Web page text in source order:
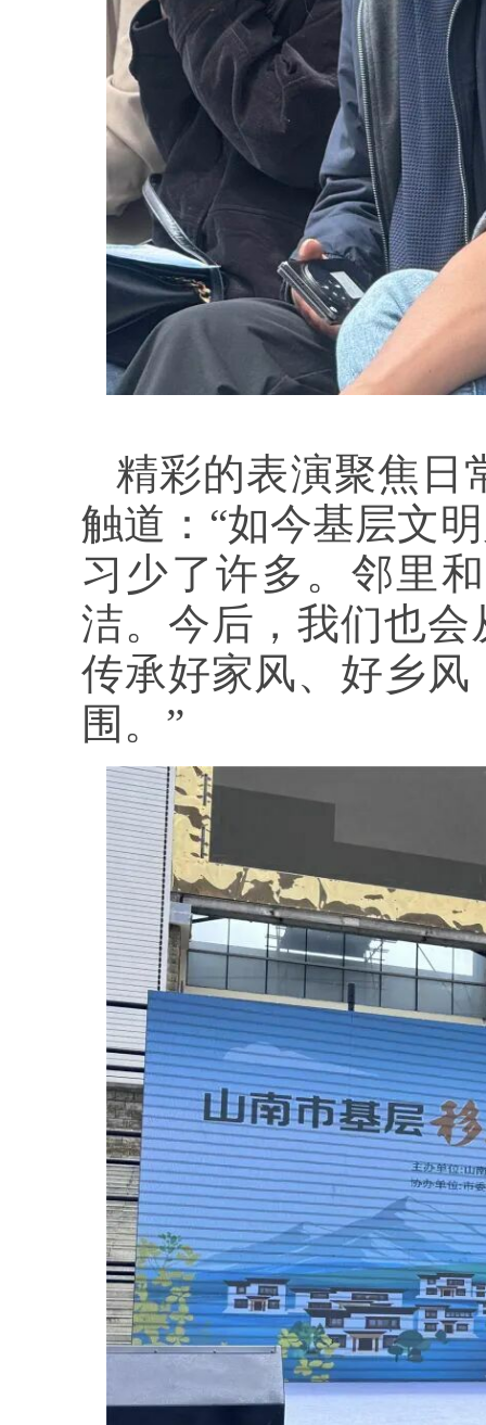
精彩的表演聚焦日
触道：“如今基层文
习少了许多。邻里
洁。今后，我们也
传承好家风、好乡
围。”